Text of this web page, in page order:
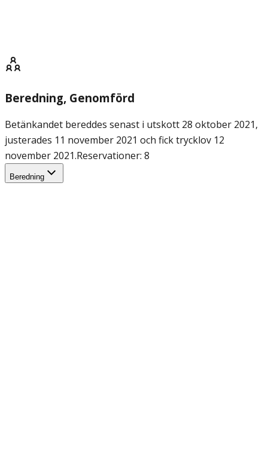
Beredning, Genomförd
Betänkandet bereddes senast i utskott 28 oktober 2021,
justerades 11 november 2021 och fick trycklov 12
november 2021.Reservationer: 8
Beredning